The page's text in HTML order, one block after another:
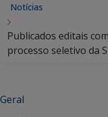
Notícias
Publicados editais
processo seletivo da
Geral